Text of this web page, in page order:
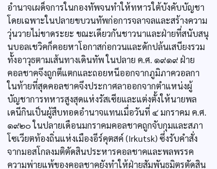
อำนาจเผด็จการในกองทัพจนทำให้ทหารใต้บังคับบัญชา
โดยเฉพาะในปลายขบวนทัพก่อการจลาจลและสร้างความ
วุ่นวายไม่ขาดระยะ ขณะเดียวกันชาวนาและฝ่ายที่สนับสนุ
นบอลเชวิคก็คอยหาโอกาสก่อกวนและดักปล้นเสบียงรวม
ทั้งอาวุธตามเส้นทางเดินทัพ ในปลาย ค.ศ. ๑๙๑๙ ฝ่าย
คอลชาคจึงถูกตีแตกและถอยหนีออกจากภูมิภาควอลกา
ในท้ายที่สุดคอลชาคจึงประกาศลาออกจากตำแหน่งผู้
บัญชาการทหารสูงสุดแห่งรัสเซียและแต่งตั้งให้นายพล
เดนีกินเป็นผู้สืบทอดอำนาจแทนเมื่อวันที่ ๔ มกราคม ค.ศ.
๑๙๒๐ ในปลายเดือนมกราคมคอลชาคถูกจับกุมและสภา
โซเวียตท้องถิ่นแห่งเมืองอีร์คุตสค์ (Irkutsk) ซึ่งรับคำสั่ง
จากมอสโกลงมติตัดสินประหารคอลชาคและพลพรรค
ความพ่ายแพ้ของคอลชาคยังทำให้ฝ่ายสัมพันธมิตรตัดสิน